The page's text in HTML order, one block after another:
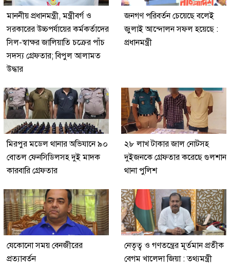
মাননীয় প্রধানমন্ত্রী, মন্ত্রীবর্গ ও
সরকারের উচ্চপর্যায়ের কর্মকর্তাদের
সিল-স্বাক্ষর জালিয়াতি চক্রের পাঁচ
সদস্য গ্রেফতার; বিপুল আলামত
উদ্ধার
জনগণ পরিবর্তন চেয়েছে বলেই
জুলাই আন্দোলন সফল হয়েছে :
প্রধানমন্ত্রী
মিরপুর মডেল থানার অভিযানে ৯০
বোতল ফেনসিডিলসহ দুই মাদক
কারবারি গ্রেফতার
২৮ লাখ টাকার জাল নোটসহ
দুইজনকে গ্রেফতার করেছে গুলশান
থানা পুলিশ
যেকোনো সময় বেনজীরের
প্রত্যাবর্তন
নেতৃত্ব ও গণতন্ত্রের মূর্তমান প্রতীক
বেগম খালেদা জিয়া : তথ্যমন্ত্রী